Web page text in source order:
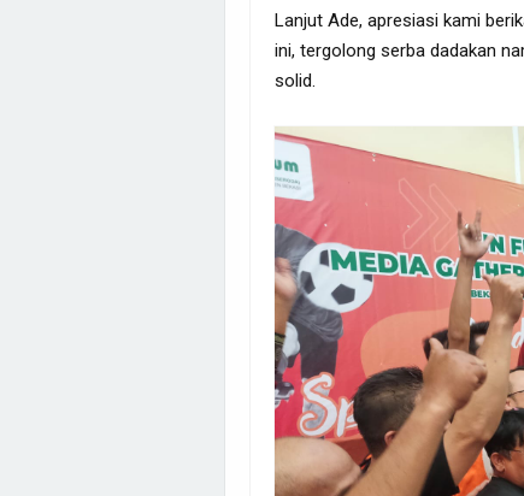
Lanjut Ade, apresiasi kami
ini, tergolong serba dadakan
solid.